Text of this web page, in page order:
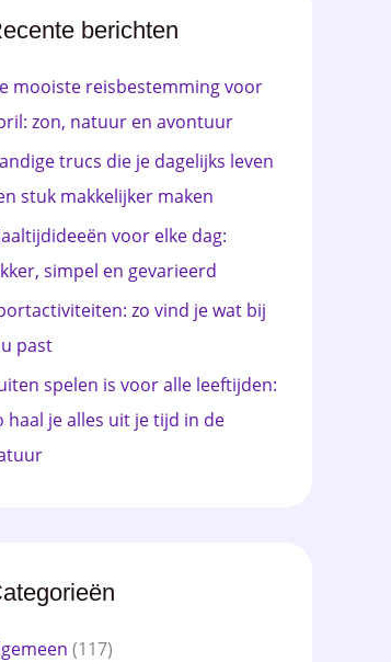
berichten
mooiste reisbestemming voor
zon, natuur en avontuur
trucs die je dagelijks leven
stuk makkelijker maken
voor elke dag:
simpel en gevarieerd
zo vind je wat bij
past
spelen is voor alle leeftijden:
haal je alles uit je tijd in de
(117)